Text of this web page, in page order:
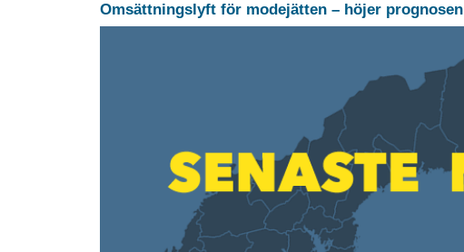
Omsättningslyft för modejätten – höjer prognosen